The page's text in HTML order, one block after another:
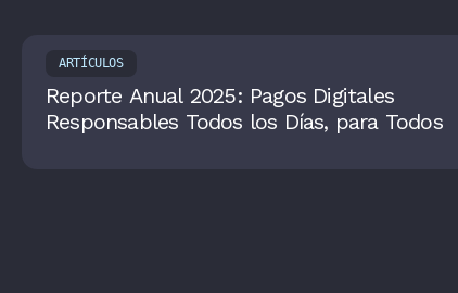
ARTÍCULOS
Reporte Anual 2025: Pagos Digitales
Responsables Todos los Días, para Todos